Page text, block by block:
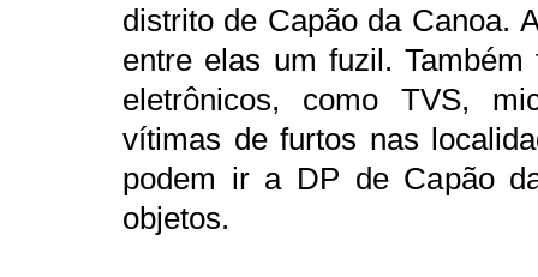
distrito de Capão da Canoa.
entre elas um fuzil.
eletrônicos, como TVS,
vítimas de furtos nas
podem ir a DP de Capão
objetos.